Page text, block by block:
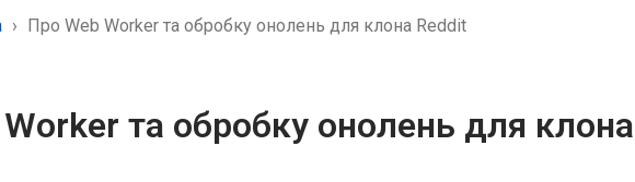
Про Web Worker та обробку онолень для клона Reddit
та обробку онолень для клона